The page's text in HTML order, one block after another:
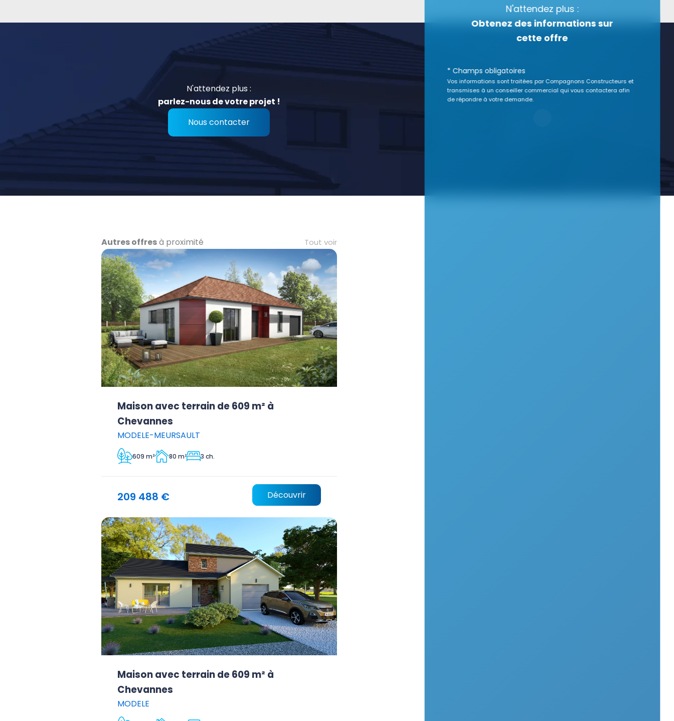
N'attendez plus :
parlez-nous de votre projet !
Nous contacter
Autres offresà proximité Tout voir
Maison avec terrain de 609 m² à
Chevannes
MODELE-MEURSAULT
609 m² 80 m² 3 ch.
209 488 € Découvrir
Maison avec terrain de 609 m² à
Chevannes
MODELE
N'attendez plus :
Obtenez des informations sur
cette offre
* Champs obligatoires
Vos informations sont traitées par Compagnons Constructeurs et
transmises à un conseiller commercial qui vous contactera afin
de répondre à votre demande.